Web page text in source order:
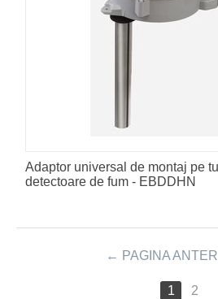
Adaptor universal de montaj pe
detectoare de fum - EBDDHN
PAGINA
1 2